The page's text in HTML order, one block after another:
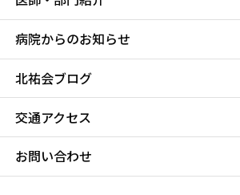
病院からのお知らせ
北祐会ブログ
交通アクセス
お問い合わせ